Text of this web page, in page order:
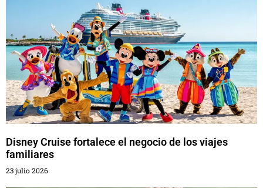
Disney Cruise fortalece el negocio de los viajes
familiares
23 julio 2026